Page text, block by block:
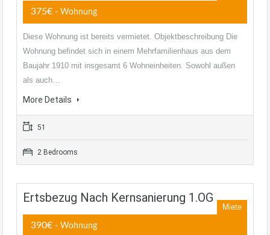
375€ - Wohnung
Diese Wohnung ist bereits vermietet. Objektbeschreibung Die
Wohnung befindet sich in einem Mehrfamilienhaus aus dem
Baujahr 1910 mit insgesamt 6 Wohneinheiten. Sowohl außen
als auch…
More Details
51
2 Bedrooms
Ertsbezug Nach Kernsanierung 1.OG
Miete
390€ - Wohnung